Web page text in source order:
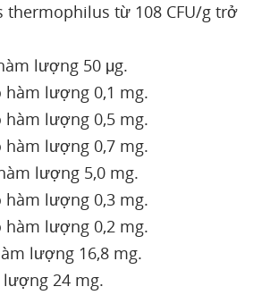
thermophilus từ 108 CFU/g trở
lượng 50 μg.
hàm lượng 0,1 mg.
hàm lượng 0,5 mg.
hàm lượng 0,7 mg.
lượng 5,0 mg.
hàm lượng 0,3 mg.
hàm lượng 0,2 mg.
lượng 16,8 mg.
24 mg.